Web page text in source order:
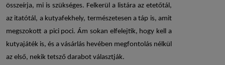
összeírja, mi is szükséges. Felkerül a listára az etetőtál,
az itatótál, a kutyafekhely, természetesen a táp is, amit
megszokott a pici poci. Ám sokan elfelejtik, hogy kell a
kutyajáték is, és a vásárlás hevében megfontolás nélkül
az első, nekik tetsző darabot választják.